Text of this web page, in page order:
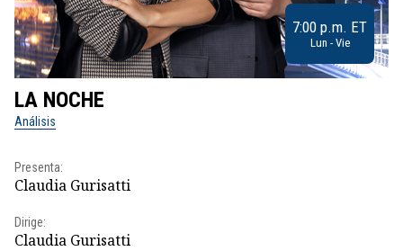
7:00 p.m. ET
Lun - Vie
LA NOCHE
Análisis
Presenta:
Claudia Gurisatti
Dirige:
Claudia Gurisatti